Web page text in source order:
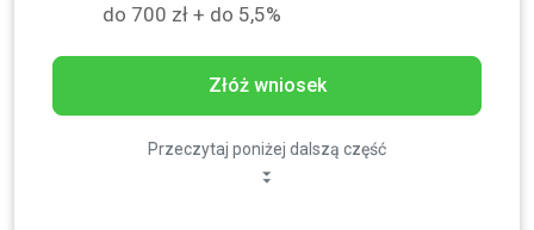
do 700 zł + do 5,5%
Złóż wniosek
Przeczytaj poniżej dalszą część